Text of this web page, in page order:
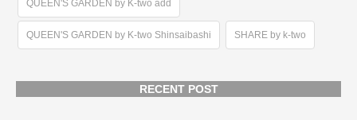
QUEEN'S GARDEN by K-two add
QUEEN'S GARDEN by K-two Shinsaibashi SHARE by k-two
RECENT POST